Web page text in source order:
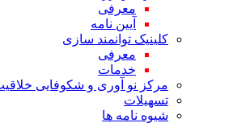
معرفی
آیین نامه
کلینیک توانمند سازی
معرفی
خدمات
مرکز نو آوری و شکوفایی خلاقیت
تسهیلات
شیوه نامه ها